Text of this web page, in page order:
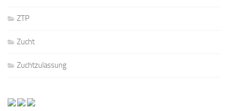
ZTP
Zucht
Zuchtzulassung